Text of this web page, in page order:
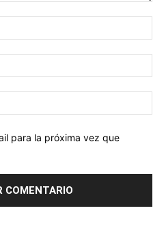
para la próxima vez que